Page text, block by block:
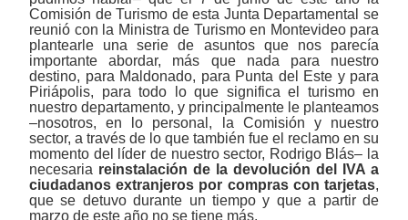
Comisión de Turismo de esta Junta Departamental se
reunió con la Ministra de Turismo en Montevideo para
plantearle una serie de asuntos que nos parecía
importante abordar, más que nada para nuestro
destino, para Maldonado, para Punta del Este y para
Piriápolis, para todo lo que significa el turismo en
nuestro departamento, y principalmente le planteamos
‒nosotros, en lo personal, la Comisión y nuestro
sector, a través de lo que también fue el reclamo en su
momento del líder de nuestro sector, Rodrigo Blás‒ la
necesaria reinstalación de la devolución del IVA a
ciudadanos extranjeros por compras con tarjetas,
que se detuvo durante un tiempo y que a partir de
marzo de este año no se tiene más.